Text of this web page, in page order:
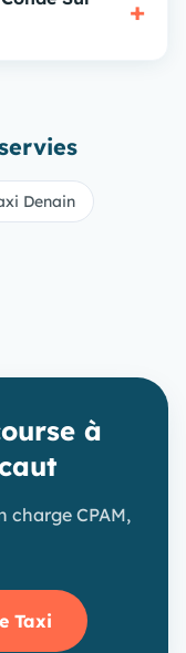
+
Denain
à
charge CPAM,
Taxi